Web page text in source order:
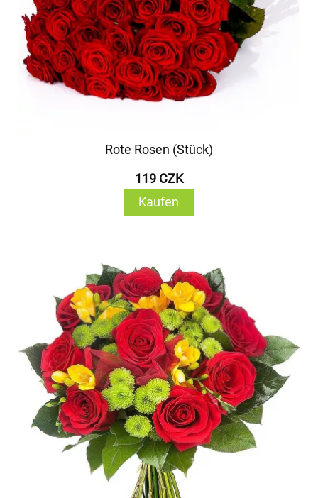
Rote Rosen (Stück)
119 CZK
Kaufen